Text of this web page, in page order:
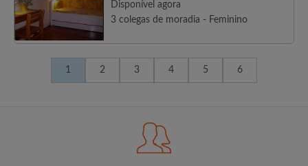
Disponível agora
3 colegas de moradia - Feminino
1 2 3 4 5 6